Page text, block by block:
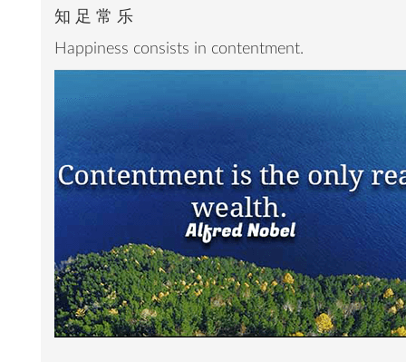
知 足 常 乐
Happiness consists in contentment.